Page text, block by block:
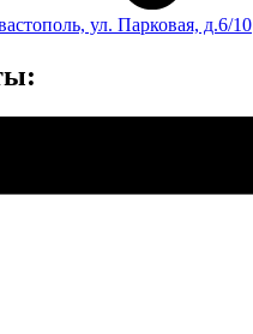
ул. Парковая, д.6/10